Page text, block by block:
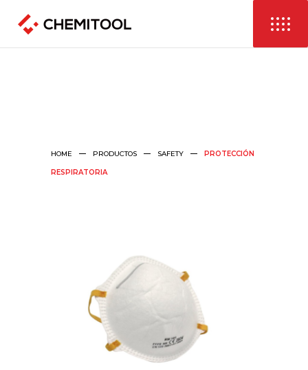
HOME PRODUCTOS SAFETY PROTECCIÓN
RESPIRATORIA